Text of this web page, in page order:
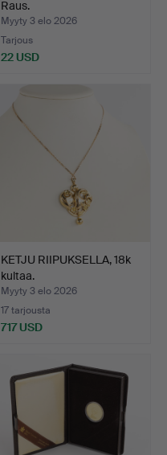
Raus.
Myyty 3 elo 2026
Tarjous
22 USD
KETJU RIIPUKSELLA, 18k
kultaa.
Myyty 3 elo 2026
17 tarjousta
717 USD